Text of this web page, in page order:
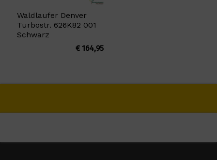
Waldlaufer Denver
Turbostr. 626K82 001
Schwarz
€164,95